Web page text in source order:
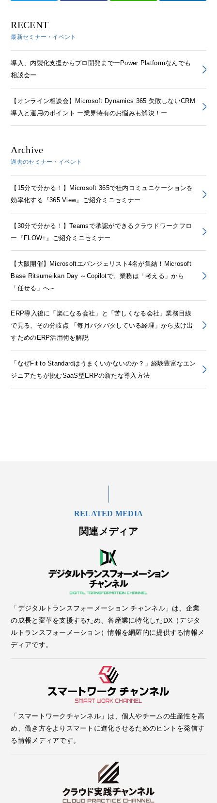
RECENT
最新セミナー・イベント
導入、内製化支援からプロ開発までーPower Platformなんでも
相談会ー
【オンライン相談会】Microsoft Dynamics 365 失敗しないCRM
導入と運用のポイント ー業界特有のお悩みも解決！ー
Archive
過去のセミナー・イベント
【15分で分かる！】Microsoft 365で社内コミュニケーションを
効率化する『365 View』ご紹介ミニセミナー
【30分で分かる！】Teamsで承認ができるクラウドワークフロ
ー『FLOW+』ご紹介ミニセミナー
【大阪開催】Microsoftエバンジェリスト4名が集結！Microsoft
Base Ritsumeikan Day ～Copilotで、業務は「考える」から
「任せる」へ～
ERP導入後に「楽になる会社」と「苦しくなる会社」業務目線
で見る、その分岐点 「毎月バタバタしている経理」から抜け出
すためのERP活用術を解説
「なぜFit to Standardはうまくいかないのか？」経験豊富なエン
ジニアたちが挑むSaaS型ERPの新たな導入方法
RELATED MEDIA
関連メディア
「デジタルトランスフォーメーション チャンネル」は、企業
の成長と変革を支援するため、各産業に特化したDX（デジタ
ルトランスフォーメーション）情報を網羅的に提供する情報メ
ディアです。
「スマートワークチャンネル」は、個人やチームの生産性を高
め、働き方をよりスマートに進化させるためのヒントを発信す
る情報メディアです。